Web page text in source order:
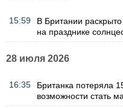
15:59
В Британии
на празднике
28 июля 2026
16:35
Британка потеряла
возможности стать